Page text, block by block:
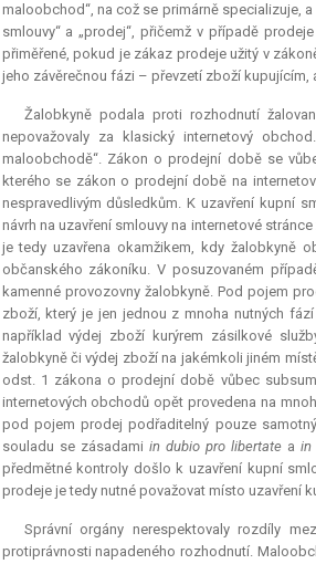
maloobchod“, na což se primárně specializuje,
smlouvy“ a „prodej“, přičemž v případě
přiměřené, pokud je zákaz prodeje užitý v
jeho závěrečnou fázi – převzetí zboží kupujícím,
Žalobkyně podala proti rozhodnutí
nepovažovaly za klasický internetový
maloobchodě“. Zákon o prodejní době se
kterého se zákon o prodejní době na
nespravedlivým důsledkům. K uzavření kupní
návrh na uzavření smlouvy na internetové
je tedy uzavřena okamžikem, kdy žalobkyně
občanského zákoníku. V posuzovaném
kamenné provozovny žalobkyně. Pod pojem
zboží, který je jen jednou z mnoha nutných
například výdej zboží kurýrem zásilkové
žalobkyně či výdej zboží na jakémkoli jiném
odst. 1 zákona o prodejní době vůbec
internetových obchodů opět provedena na
pod pojem prodej podřaditelný pouze
souladu se zásadami in dubio pro libertate a in
předmětné kontroly došlo k uzavření kupní
prodeje je tedy nutné považovat místo uzavření
Správní orgány nerespektovaly rozdíly
protiprávnosti napadeného rozhodnutí.